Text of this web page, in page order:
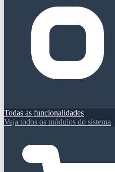
Todas as funcionalidades
Veja todos os módulos do sistema